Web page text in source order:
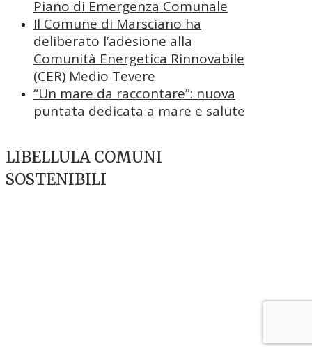
Piano di Emergenza Comunale
Il Comune di Marsciano ha
deliberato l’adesione alla
Comunità Energetica Rinnovabile
(CER) Medio Tevere
“Un mare da raccontare”: nuova
puntata dedicata a mare e salute
LIBELLULA COMUNI
SOSTENIBILI